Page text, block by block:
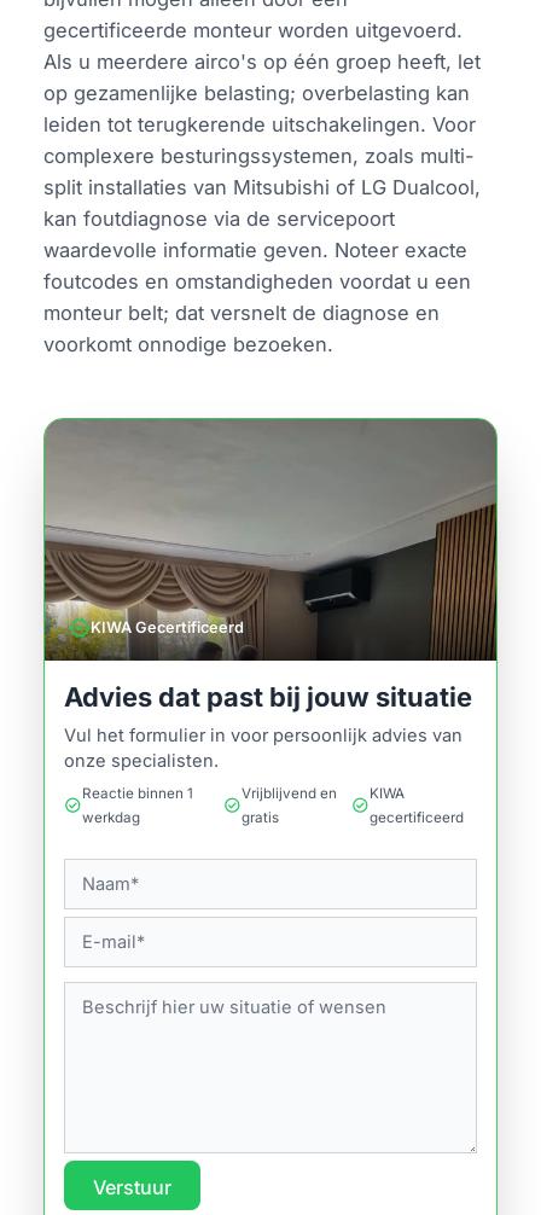
gecertificeerde monteur worden uitgevoerd.
Als u meerdere airco's op één groep heeft, let
op gezamenlijke belasting; overbelasting kan
leiden tot terugkerende uitschakelingen. Voor
complexere besturingssystemen, zoals multi-
split installaties van Mitsubishi of LG Dualcool,
kan foutdiagnose via de servicepoort
waardevolle informatie geven. Noteer exacte
foutcodes en omstandigheden voordat u een
monteur belt; dat versnelt de diagnose en
voorkomt onnodige bezoeken.
verifiedKIWA Gecertificeerd
Advies dat past bij jouw situatie
Vul het formulier in voor persoonlijk advies van
onze specialisten.
check_circle
Reactie binnen 1
werkdag
check_circle
Vrijblijvend en
gratis
check_circle
KIWA
gecertificeerd
Verstuur